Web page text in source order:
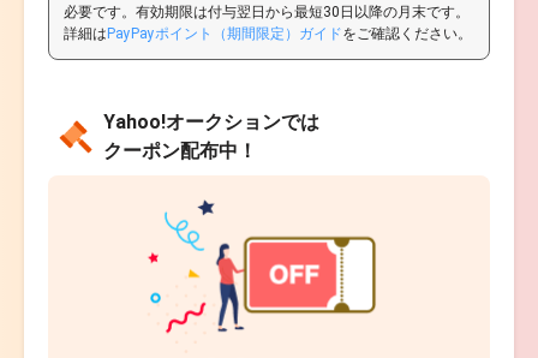
必要です。有効期限は付与翌日から最短30日以降の月末です。
詳細はPayPayポイント（期間限定）ガイドをご確認ください。
Yahoo!オークションでは
クーポン配布中！